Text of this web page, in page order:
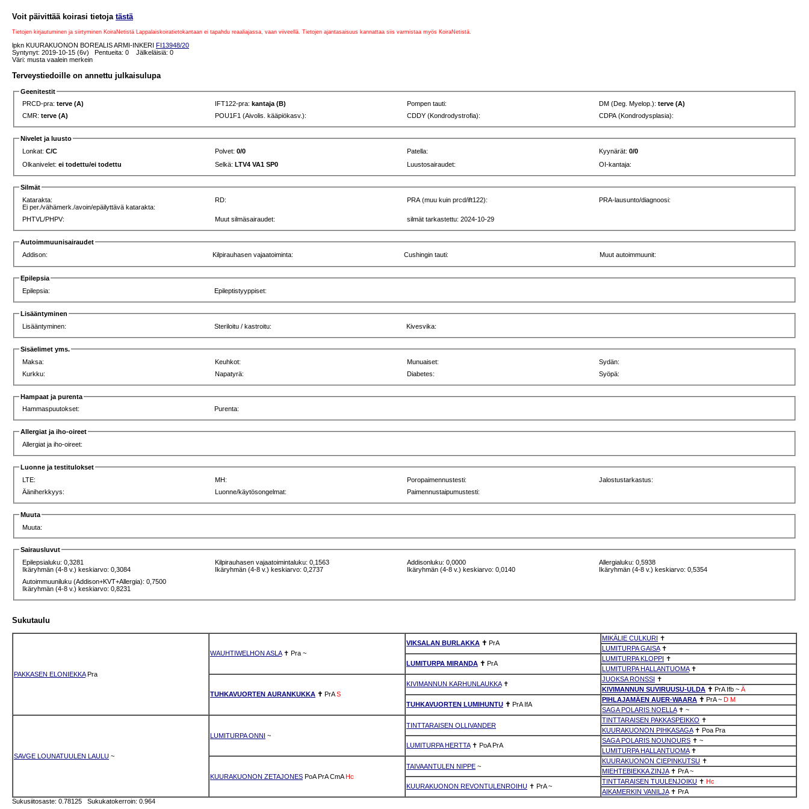
Voit päivittää koirasi tietoja tästä
Tietojen kirjautuminen ja siirtyminen KoiraNetistä Lappalaiskoiratietokantaan ei tapahdu reaaliajassa, vaan viiveellä. Tietojen ajantasaisuus kannattaa siis varmistaa myös KoiraNetistä.
lpkn KUURAKUONON BOREALIS ARMI-INKERI FI13948/20
Syntynyt: 2019-10-15 (6v) Pentueita: 0 Jälkeläisiä: 0
Väri: musta vaalein merkein
Terveystiedoille on annettu julkaisulupa
Geenitestit
PRCD-pra:terve (A) IFT122-pra: kantaja (B) Pompen tauti: DM (Deg. Myelop.):terve (A)
CMR:terve (A) POU1F1 (Aivolis. kääpiökasv.): CDDY (Kondrodystrofia): CDPA (Kondrodysplasia):
Nivelet ja luusto
Lonkat:C/C Polvet:0/0 Patella: Kyynärät:0/0
Olkanivelet:ei todettu/ei todettu Selkä:LTV4 VA1 SP0 Luustosairaudet: OI-kantaja:
Silmät
Katarakta:
Ei per./vähämerk./avoin/epäilyttävä katarakta:
RD: PRA (muu kuin prcd/ift122): PRA-lausunto/diagnoosi:
PHTVL/PHPV: Muut silmäsairaudet: silmät tarkastettu: 2024-10-29
Autoimmuunisairaudet
Addison:
Kilpirauhasen vajaatoiminta: Cushingin tauti: Muut autoimmuunit:
Epilepsia
Epilepsia:
Epileptistyyppiset:
Lisääntyminen
Lisääntyminen:
Steriloitu / kastroitu: Kivesvika:
Sisäelimet yms.
Maksa:
Keuhkot: Munuaiset:
Sydän:
Kurkku:
Napatyrä: Diabetes: Syöpä:
Hampaat ja purenta
Hammaspuutokset:
Purenta:
Allergiat ja iho-oireet
Allergiat ja iho-oireet:
Luonne ja testitulokset
LTE:
MH: Poropaimennustesti:
Jalostustarkastus:
Ääniherkkyys:
Luonne/käytösongelmat: Paimennustaipumustesti:
Muuta
Muuta:
Sairausluvut
Epilepsialuku: 0,3281
Ikäryhmän (4-8 v.) keskiarvo: 0,3084
Kilpirauhasen vajaatoimintaluku: 0,1563
Ikäryhmän (4-8 v.) keskiarvo: 0,2737
Addisonluku: 0,0000
Ikäryhmän (4-8 v.) keskiarvo: 0,0140
Allergialuku: 0,5938
Ikäryhmän (4-8 v.) keskiarvo: 0,5354
Autoimmuuniluku (Addison+KVT+Allergia): 0,7500
Ikäryhmän (4-8 v.) keskiarvo: 0,8231
Sukutaulu
PAKKASEN ELONIEKKA Pra
WAUHTIWELHON ASLA✝ Pra ~
VIKSALAN BURLAKKA ✝ PrA
MIKÄLIE CULKURI ✝
LUMITURPA GAISA✝
LUMITURPA MIRANDA ✝ PrA
LUMITURPA KLOPPI ✝
LUMITURPA HALLANTUOMA✝
TUHKAVUORTEN AURANKUKKA ✝ PrA S
KIVIMANNUN KARHUNLAUKKA✝
JUOKSA RONSSI ✝
KIVIMANNUN SUVIRUUSU-ULDA ✝ PrA Ifb ~ Ä
TUHKAVUORTEN LUMIHUNTU ✝ PrA IfA
PIHLAJAMÄEN AUER-WAARA ✝ PrA ~ D M
SAGA POLARIS NOELLA✝ ~
SAVGE LOUNATUULEN LAULU ~
LUMITURPA ONNI ~
TINTTARAISEN OLLIVANDER
TINTTARAISEN PAKKASPEIKKO ✝
KUURAKUONON PIHKASAGA✝ Poa Pra
LUMITURPA HERTTA✝ PoA PrA
SAGA POLARIS NOUNOURS ✝ ~
LUMITURPA HALLANTUOMA✝
KUURAKUONON ZETAJONES PoA PrA CmA Hc
TAIVAANTULEN NIPPE ~
KUURAKUONON CIEPINKUTSU ✝
MIEHTEBIEKKA ZINJA✝ PrA ~
KUURAKUONON REVONTULENROIHU ✝ PrA ~
TINTTARAISEN TUULENJOIKU ✝ Hc
AIKAMERKIN VANILJA✝ PrA
Sukusiitosaste: 0.78125 Sukukatokerroin: 0.964